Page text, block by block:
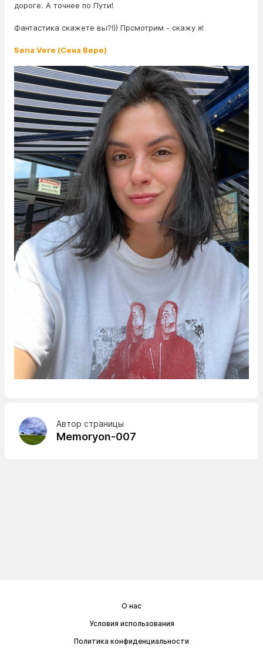
дороге. А точнее по Пути!
Фантастика скажете вы?!)) Прсмотрим - скажу я!
Sena Vere (Сена Вере)
Автор страницы
Memoryon-007
О нас
Условия использования
Политика конфиденциальности